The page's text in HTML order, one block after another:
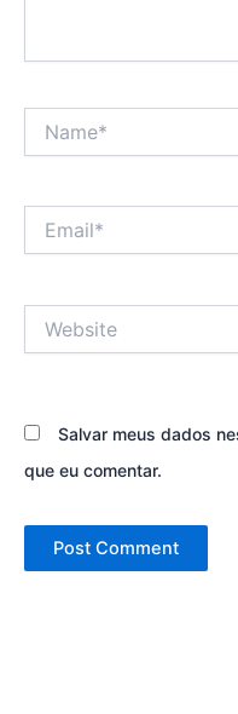
Salvar meus dados
que eu comentar.